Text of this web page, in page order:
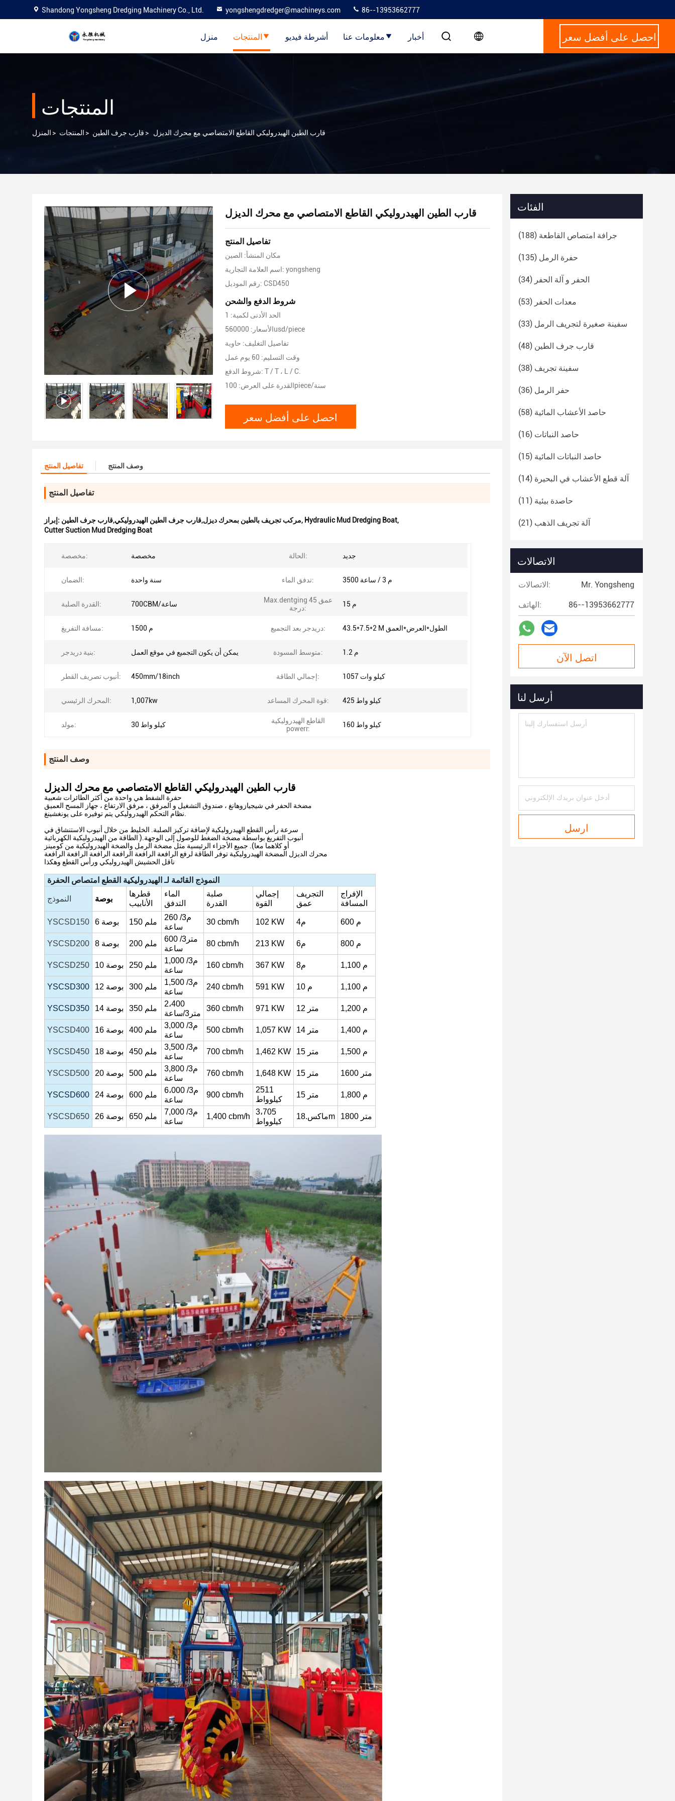
Shandong Yongsheng Dredging Machinery Co., Ltd. yongshengdredger@machineys.com 86--13953662777
منزل المنتجات أشرطة فيديو معلومات عنا أخبار احصل على أفضل سعر
المنتجات
المنزل > المنتجات > قارب جرف الطين > قارب الطين الهيدروليكي القاطع الامتصاصي مع محرك الديزل
قارب الطين الهيدروليكي القاطع الامتصاصي مع محرك الديزل
تفاصيل المنتج
مكان المنشأ: الصين
اسم العلامة التجارية: yongsheng
رقم الموديل: CSD450
شروط الدفع والشحن
الحد الأدنى لكمية: 1
الأسعار: 560000usd/piece
تفاصيل التغليف: حاوية
وقت التسليم: 60 يوم عمل
شروط الدفع: T / T ، L / C.
القدرة على العرض: 100piece/سنة
احصل على أفضل سعر
تفاصيل المنتج وصف المنتج
تفاصيل المنتج
إبراز: مركب تجريف بالطين بمحرك ديزل,قارب جرف الطين الهيدروليكي,قارب جرف الطين, Hydraulic Mud Dredging Boat,
Cutter Suction Mud Dredging Boat
مخصصة: مخصصة الحالة: جديد
الضمان: سنة واحدة تدفق الماء: 3500 م 3 / ساعة
القدرة الصلبة: 700CBM/ساعة
Max.dentging عمق 45
درجة:
15 م
مسافة التفريغ: 1500 م دريدجر بعد التجميع: 43.5*7.5*2 M الطول*العرض*العمق
بنية دريدجر: يمكن أن يكون التجميع في موقع العمل متوسط ​​المسودة: 1.2 م
أنبوب تصريف القطر: 450mm/18inch إجمالي الطاقة: 1057 كيلو وات
المحرك الرئيسي: 1,007kw قوة المحرك المساعد: 425 كيلو واط
مولد: 30 كيلو واط
القاطع الهيدروليكية
powerr:
160 كيلو واط
وصف المنتج
قارب الطين الهيدروليكي القاطع الامتصاصي مع محرك الديزل
حفرة الشفط هي واحدة من أكثر الطائرات شعبية
مضخة الحفر في شيجيازوهانغ ، صندوق التشغيل و المرفق ، مرفق الارتفاع ، جهاز المسح العميق
نظام التحكم الهيدروليكي يتم توفيره على يونغشينغ.
سرعة رأس القطع الهيدروليكية لإضافة تركيز الصلبة. الخليط من خلال أنبوب الاستنشاق في
أنبوب التفريغ بواسطة مضخة الضغط للوصول إلى الوجهة.( الطاقة من الهيدروليكية الكهربائية
أو كلاهما معا). جميع الأجزاء الرئيسية مثل مضخة الرمل والضخة الهيدروليكية من كومينز
محرك الديزل المضخة الهيدروليكية توفر الطاقة لرفع الرافعة الرافعة الرافعة الرافعة الرافعة الرافعة
ناقل الحشيش الهيدروليكي ورأس القطع وهكذا
النموذج القائمة لـ الهيدروليكية القطع امتصاص الحفرة
النموذج بوصة
قطرها
الأنابيب
الماء
التدفق
صلبة
القدرة
إجمالي
القوة
التجريف
عمق
الإفراج
المسافة
YSCSD150 6 بوصة 150 ملم
260 م3/
ساعة
30 cbm/h 102 KW 4م 600 م
YSCSD200 8 بوصة 200 ملم
600 متر3/
ساعة
80 cbm/h 213 KW 6م 800 م
YSCSD250 10 بوصة 250 ملم
1,000 م3/
ساعة
160 cbm/h 367 KW 8م 1,100 م
YSCSD300 12 بوصة 300 ملم
1,500 م3/
ساعة
240 cbm/h 591 KW 10 م 1,100 م
YSCSD350 14 بوصة 350 ملم
2،400
متر3/ساعة
360 cbm/h 971 KW 12 متر 1,200 م
YSCSD400 16 بوصة 400 ملم
3,000 م3/
ساعة
500 cbm/h 1,057 KW 14 متر 1,400 م
YSCSD450 18 بوصة 450 ملم
3,500 م3/
ساعة
700 cbm/h 1,462 KW 15 متر 1,500 م
YSCSD500 20 بوصة 500 ملم
3,800 م3/
ساعة
760 cbm/h 1,648 KW 15 متر 1600 متر
YSCSD600 24 بوصة 600 ملم
6،000 م3/
ساعة
900 cbm/h
2511
كيلوواط
15 متر 1,800 م
YSCSD650 26 بوصة 650 ملم
7,000 م3/
ساعة
1,400 cbm/h
3،705
كيلوواط
ماكس.18m 1800 متر
الفئات
جرافة امتصاص القاطعة (188)
حفرة الرمل (135)
الحفر و آلة الحفر (34)
معدات الحفر (53)
سفينة صغيرة لتجريف الرمل (33)
قارب جرف الطين (48)
سفينة تجريف (38)
حفر الرمل (36)
حاصد الأعشاب المائية (58)
حاصد النباتات (16)
حاصد النباتات المائية (15)
آلة قطع الأعشاب في البحيرة (14)
حاصدة بيئية (11)
آلة تجريف الذهب (21)
الاتصالات
الاتصالات: Mr. Yongsheng
الهاتف: 86--13953662777
اتصل الآن
أرسل لنا
ارسل